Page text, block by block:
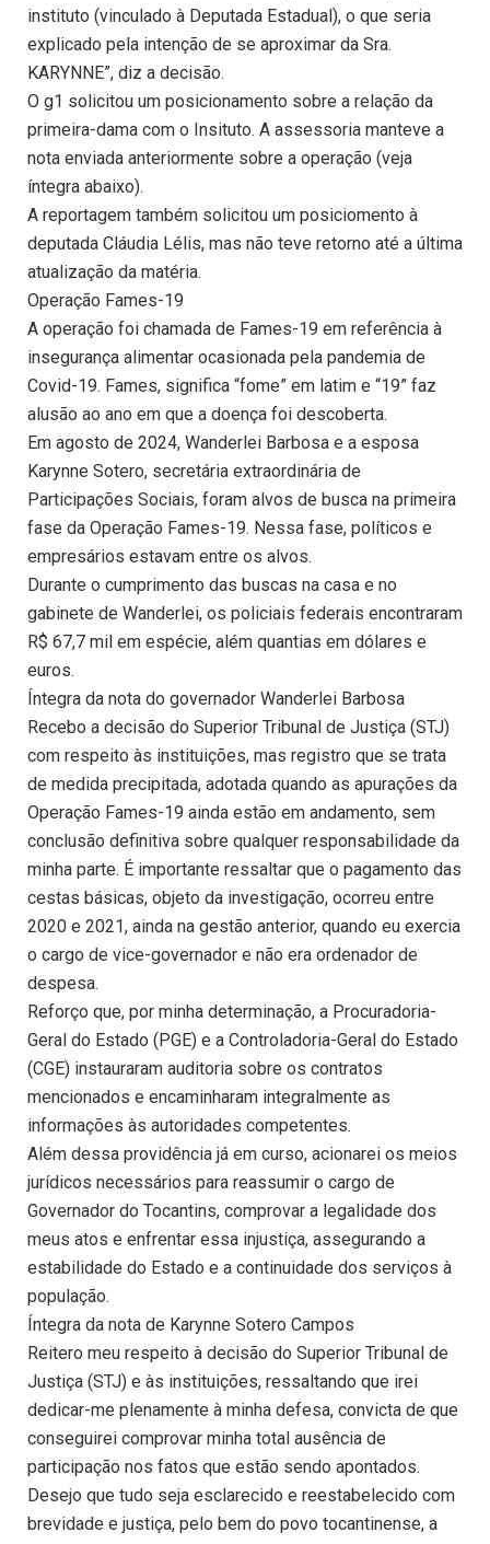
instituto (vinculado à Deputada Estadual), o que seria
explicado pela intenção de se aproximar da Sra.
KARYNNE”, diz a decisão.
O g1 solicitou um posicionamento sobre a relação da
primeira-dama com o Insituto. A assessoria manteve a
nota enviada anteriormente sobre a operação (veja
íntegra abaixo).
A reportagem também solicitou um posiciomento à
deputada Cláudia Lélis, mas não teve retorno até a última
atualização da matéria.
Operação Fames-19
A operação foi chamada de Fames-19 em referência à
insegurança alimentar ocasionada pela pandemia de
Covid-19. Fames, significa “fome” em latim e “19” faz
alusão ao ano em que a doença foi descoberta.
Em agosto de 2024, Wanderlei Barbosa e a esposa
Karynne Sotero, secretária extraordinária de
Participações Sociais, foram alvos de busca na primeira
fase da Operação Fames-19. Nessa fase, políticos e
empresários estavam entre os alvos.
Durante o cumprimento das buscas na casa e no
gabinete de Wanderlei, os policiais federais encontraram
R$ 67,7 mil em espécie, além quantias em dólares e
euros.
Íntegra da nota do governador Wanderlei Barbosa
Recebo a decisão do Superior Tribunal de Justiça (STJ)
com respeito às instituições, mas registro que se trata
de medida precipitada, adotada quando as apurações da
Operação Fames-19 ainda estão em andamento, sem
conclusão definitiva sobre qualquer responsabilidade da
minha parte. É importante ressaltar que o pagamento das
cestas básicas, objeto da investigação, ocorreu entre
2020 e 2021, ainda na gestão anterior, quando eu exercia
o cargo de vice-governador e não era ordenador de
despesa.
Reforço que, por minha determinação, a Procuradoria-
Geral do Estado (PGE) e a Controladoria-Geral do Estado
(CGE) instauraram auditoria sobre os contratos
mencionados e encaminharam integralmente as
informações às autoridades competentes.
Além dessa providência já em curso, acionarei os meios
jurídicos necessários para reassumir o cargo de
Governador do Tocantins, comprovar a legalidade dos
meus atos e enfrentar essa injustiça, assegurando a
estabilidade do Estado e a continuidade dos serviços à
população.
Íntegra da nota de Karynne Sotero Campos
Reitero meu respeito à decisão do Superior Tribunal de
Justiça (STJ) e às instituições, ressaltando que irei
dedicar-me plenamente à minha defesa, convicta de que
conseguirei comprovar minha total ausência de
participação nos fatos que estão sendo apontados.
Desejo que tudo seja esclarecido e reestabelecido com
brevidade e justiça, pelo bem do povo tocantinense, a